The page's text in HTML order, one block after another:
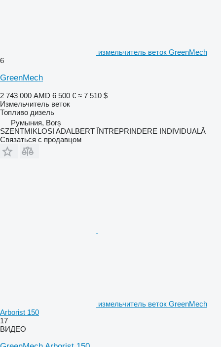
измельчитель веток GreenMech
6
GreenMech
2 743 000 AMD 6 500 € ≈ 7 510 $
Измельчитель веток
Топливо дизель
Румыния, Borș
SZENTMIKLOSI ADALBERT ÎNTREPRINDERE INDIVIDUALĂ
Связаться с продавцом
измельчитель веток GreenMech
Arborist 150
17
ВИДЕО